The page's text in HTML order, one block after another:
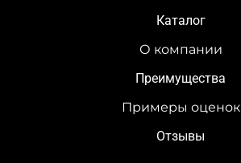
Каталог
О компании
Преимущества
Примеры оценок
Отзывы